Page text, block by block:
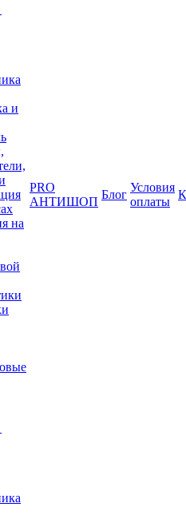
и
на
PRO
АНТИШОП
Блог
Условия
оплаты